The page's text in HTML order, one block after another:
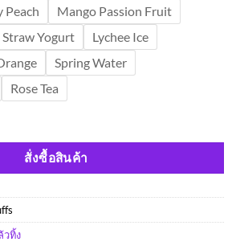
Peach
Mango Passion Fruit
Straw Yogurt
Lychee Ice
Spring Water
Rose Tea
สั่งซื้อสินค้า
วทิ้ง